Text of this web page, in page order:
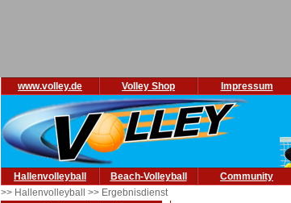
www.volley.de Volley Shop Impressum
Hallenvolleyball Beach-Volleyball Community
>> Hallenvolleyball >> Ergebnisdienst